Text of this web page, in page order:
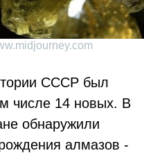
СССР был
числе 14 новых. В
обнаружили
алмазов -